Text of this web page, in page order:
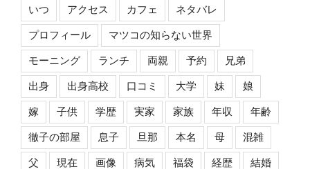
いつ アクセス カフェ ネタバレ
プロフィール マツコの知らない世界
モーニング ランチ 両親 予約 兄弟
出身 出身高校 口コミ 大学 妹 娘
嫁 子供 学歴 実家 家族 年収 年齢
徹子の部屋 息子 旦那 本名 母 混雑
父 現在 画像 病気 福袋 経歴 結婚